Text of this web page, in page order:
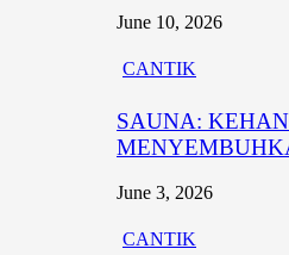
June 10, 2026
CANTIK
SAUNA:
June 3, 2026
CANTIK